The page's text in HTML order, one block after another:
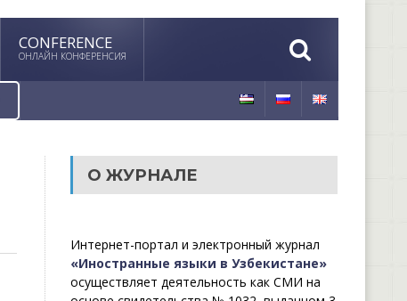
CONFERENCE
ОНЛАЙН КОНФЕРЕНСИЯ
О ЖУРНАЛЕ
Интернет-портал и электронный журнал
«Иностранные языки в Узбекистане»
осуществляет деятельность как СМИ на